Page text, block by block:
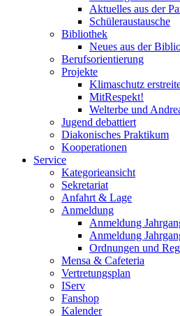
Aktuelles aus der
Schüleraustausche
Bibliothek
Neues aus der
Berufsorientierung
Projekte
Klimaschutz
MitRespekt!
Welterbe und
Jugend debattiert
Diakonisches Praktikum
Kooperationen
Service
Kategorieansicht
Sekretariat
Anfahrt & Lage
Anmeldung
Anmeldung
Anmeldung
Ordnungen und
Mensa & Cafeteria
Vertretungsplan
IServ
Fanshop
Kalender